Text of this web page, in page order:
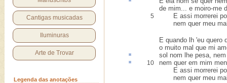
Cantigas musicadas
Iluminuras
Arte de Trovar
Legenda das anotações
de mim... e moiro-me
5
E assi morrerei
nem quer meu
E quando lh 'eu quero
o muito mal que mi
sol nom lhe pesa,
10 nem quer em mim
E assi morrerei
nem quer meu